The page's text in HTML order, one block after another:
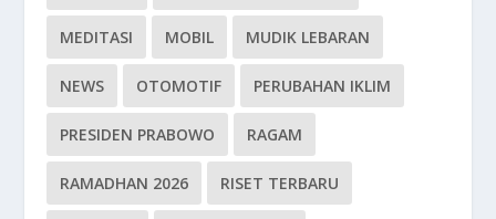
MEDITASI MOBIL MUDIK LEBARAN
NEWS OTOMOTIF PERUBAHAN IKLIM
PRESIDEN PRABOWO RAGAM
RAMADHAN 2026 RISET TERBARU